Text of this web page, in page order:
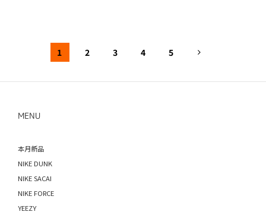
1 2 3 4 5
MENU
本月新品
NIKE DUNK
NIKE SACAI
NIKE FORCE
YEEZY